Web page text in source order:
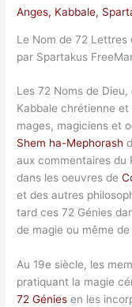
Anges, Kabbale,
Le Nom de 72 Lettres
par Spartakus
Les 72 Noms de
Kabbale chrétienne
mages, magiciens et
Shem ha-Mephorash
aux commentaires du
dans les oeuvres de
et des autres
tard ces 72 Génies
de magie ou même
Au 19e siècle, les
pratiquant la magie
72 Génies en les